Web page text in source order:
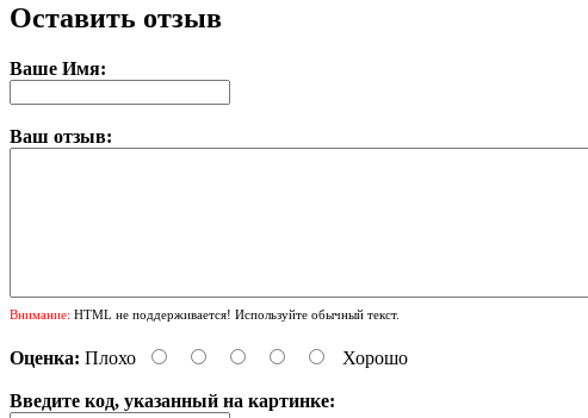
Оставить отзыв
Ваше Имя:
Ваш отзыв:
Внимание: HTML не поддерживается! Используйте обычный текст.
Оценка: Плохо Хорошо
Введите код, указанный на картинке: